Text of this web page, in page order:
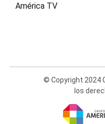
América TV
© Copyright 2024
los